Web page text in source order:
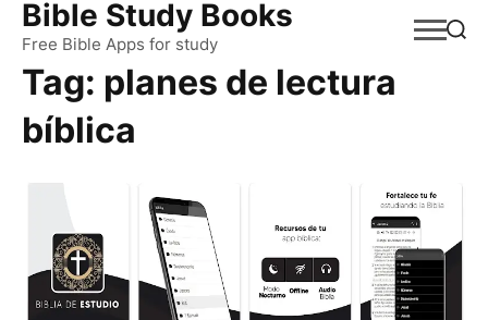
Skip
content
Bible Study Books
Free Bible Apps for study
Tag: planes de lectura
bíblica